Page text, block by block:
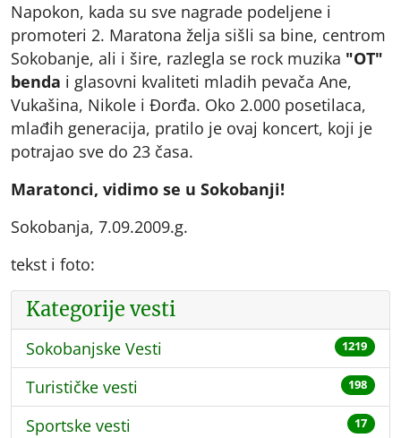
Napokon, kada su sve nagrade podeljene i
promoteri 2. Maratona želja sišli sa bine, centrom
Sokobanje, ali i šire, razlegla se rock muzika "OT"
benda i glasovni kvaliteti mladih pevača Ane,
Vukašina, Nikole i Đorđa. Oko 2.000 posetilaca,
mlađih generacija, pratilo je ovaj koncert, koji je
potrajao sve do 23 časa.
Maratonci, vidimo se u Sokobanji!
Sokobanja, 7.09.2009.g.
tekst i foto:
Kategorije vesti
Sokobanjske Vesti 1219
Turističke vesti 198
Sportske vesti 17